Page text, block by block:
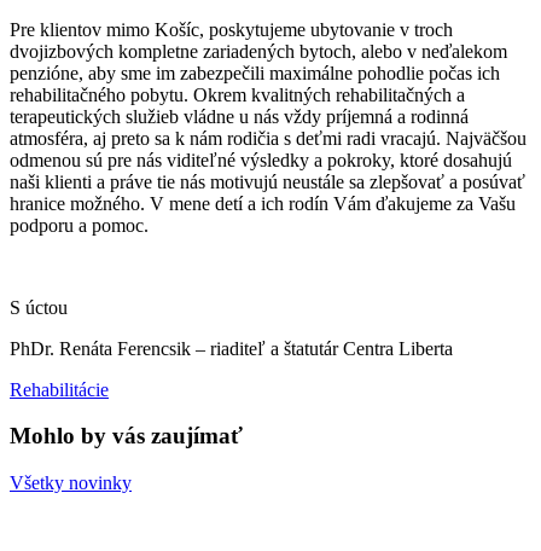
Pre klientov mimo Košíc, poskytujeme ubytovanie v troch
dvojizbových kompletne zariadených bytoch, alebo v neďalekom
penzióne, aby sme im zabezpečili maximálne pohodlie počas ich
rehabilitačného pobytu. Okrem kvalitných rehabilitačných a
terapeutických služieb vládne u nás vždy príjemná a rodinná
atmosféra, aj preto sa k nám rodičia s deťmi radi vracajú. Najväčšou
odmenou sú pre nás viditeľné výsledky a pokroky, ktoré dosahujú
naši klienti a práve tie nás motivujú neustále sa zlepšovať a posúvať
hranice možného. V mene detí a ich rodín Vám ďakujeme za Vašu
podporu a pomoc.
S úctou
PhDr. Renáta Ferencsik – riaditeľ a štatutár Centra Liberta
Rehabilitácie
Mohlo by vás zaujímať
Všetky novinky